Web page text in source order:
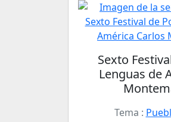
Sexto
Lenguas de
Tema :